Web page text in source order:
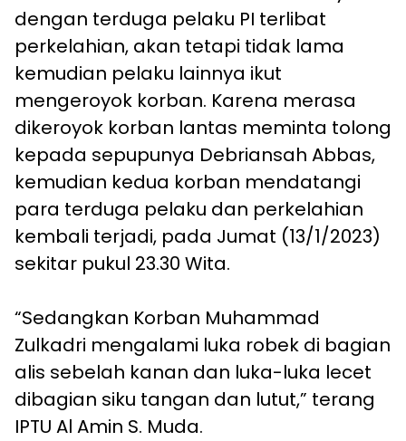
dengan terduga pelaku PI terlibat
perkelahian, akan tetapi tidak lama
kemudian pelaku lainnya ikut
mengeroyok korban. Karena merasa
dikeroyok korban lantas meminta tolong
kepada sepupunya Debriansah Abbas,
kemudian kedua korban mendatangi
para terduga pelaku dan perkelahian
kembali terjadi, pada Jumat (13/1/2023)
sekitar pukul 23.30 Wita.
“Sedangkan Korban Muhammad
Zulkadri mengalami luka robek di bagian
alis sebelah kanan dan luka-luka lecet
dibagian siku tangan dan lutut,” terang
IPTU Al Amin S. Muda.